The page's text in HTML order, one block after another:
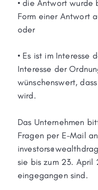
• die Antwort wurde
Form einer Antwort
oder
• Es ist im Interesse
Interesse der
wünschenswert,
wird.
Das Unternehmen
Fragen per E-Mail an
sie bis zum 23. April
eingegangen sind.